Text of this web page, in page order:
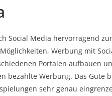
Social Media hervorragend
Werbung mit
Portalen aufbauen
bezahlte Werbung. Das Gute
sehr genau